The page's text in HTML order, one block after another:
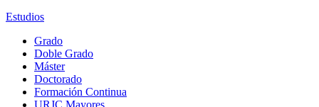
Estudios
Grado
Doble Grado
Máster
Doctorado
Formación Continua
URJC Mayores